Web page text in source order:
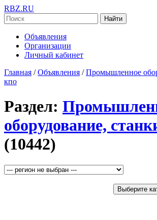
RBZ.RU
Найти
Объявления
Организации
Личный кабинет
Главная / Объявления / Промышленное
кпо
Раздел:
оборудование,
(10442)
Выберите